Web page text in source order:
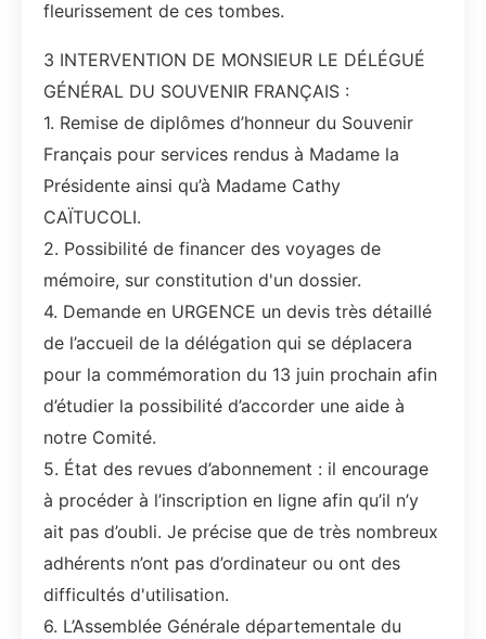
fleurissement de ces tombes.
3 INTERVENTION DE MONSIEUR LE DÉLÉGUÉ
GÉNÉRAL DU SOUVENIR FRANÇAIS :
1. Remise de diplômes d’honneur du Souvenir
Français pour services rendus à Madame la
Présidente ainsi qu’à Madame Cathy
CAÏTUCOLI.
2. Possibilité de financer des voyages de
mémoire, sur constitution d'un dossier.
4. Demande en URGENCE un devis très détaillé
de l’accueil de la délégation qui se déplacera
pour la commémoration du 13 juin prochain afin
d’étudier la possibilité d’accorder une aide à
notre Comité.
5. État des revues d’abonnement : il encourage
à procéder à l’inscription en ligne afin qu’il n’y
ait pas d’oubli. Je précise que de très nombreux
adhérents n’ont pas d’ordinateur ou ont des
difficultés d'utilisation.
6. L’Assemblée Générale départementale du